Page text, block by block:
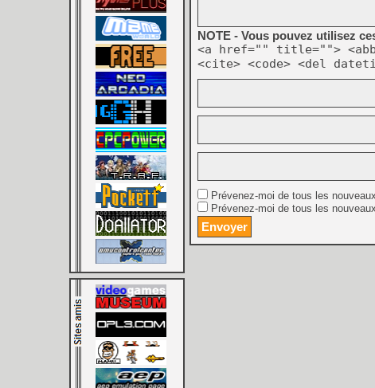
NOTE - Vous pouvez utilisez
<a href="" title="">
<cite> <code> <del
Prévenez-moi de tous les
Prévenez-moi de tous les